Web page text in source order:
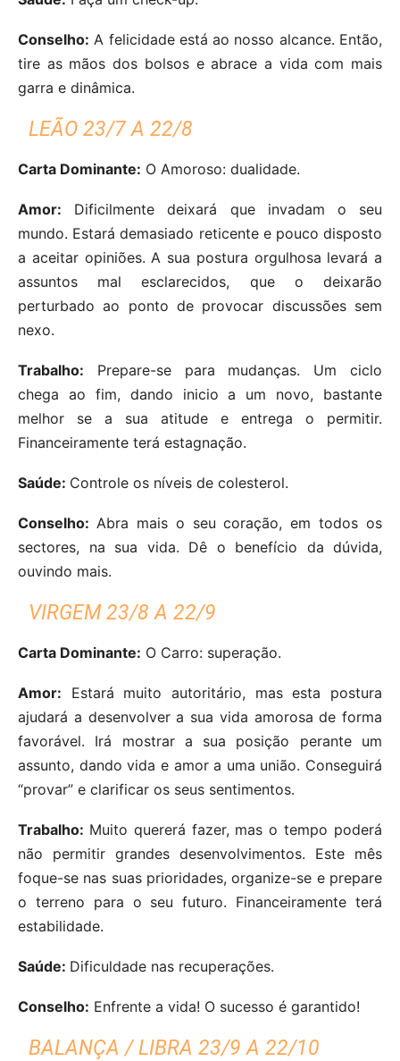
Conselho: A felicidade está ao nosso alcance. Então,
tire as mãos dos bolsos e abrace a vida com mais
garra e dinâmica.
LEÃO 23/7 A 22/8
Carta Dominante: O Amoroso: dualidade.
Amor: Dificilmente deixará que invadam o seu
mundo. Estará demasiado reticente e pouco disposto
a aceitar opiniões. A sua postura orgulhosa levará a
assuntos mal esclarecidos, que o deixarão
perturbado ao ponto de provocar discussões sem
nexo.
Trabalho: Prepare-se para mudanças. Um ciclo
chega ao fim, dando inicio a um novo, bastante
melhor se a sua atitude e entrega o permitir.
Financeiramente terá estagnação.
Saúde: Controle os níveis de colesterol.
Conselho: Abra mais o seu coração, em todos os
sectores, na sua vida. Dê o benefício da dúvida,
ouvindo mais.
VIRGEM 23/8 A 22/9
Carta Dominante: O Carro: superação.
Amor: Estará muito autoritário, mas esta postura
ajudará a desenvolver a sua vida amorosa de forma
favorável. Irá mostrar a sua posição perante um
assunto, dando vida e amor a uma união. Conseguirá
“provar” e clarificar os seus sentimentos.
Trabalho: Muito quererá fazer, mas o tempo poderá
não permitir grandes desenvolvimentos. Este mês
foque-se nas suas prioridades, organize-se e prepare
o terreno para o seu futuro. Financeiramente terá
estabilidade.
Saúde: Dificuldade nas recuperações.
Conselho: Enfrente a vida! O sucesso é garantido!
BALANÇA / LIBRA 23/9 A 22/10